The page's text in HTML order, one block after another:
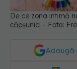
De ce zona intimă
căpșunici - Foto: